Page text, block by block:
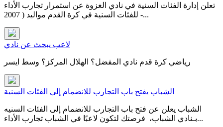
تعلن إدارة الفئات السنية في نادي الغزوة عن استمرار تجارب الأداء
للفئات السنية في كرة القدم مواليد ( 2007 -...
لاعب يبحث عن نادي
رياضي كرة قدم نادي المفضل؟ الهلال المركز؟ وسط ايسر
الشباب يفتح باب التجارب للانضمام إلى الفئات السنية
الشباب يعلن عن فتح باب التجارب للانضمام إلى الفئات السنيه
بـنادي الشباب، فرصتك لتكون لاعبًا في ⁧‫الشباب‬⁩ ‏تجارب الأداء...